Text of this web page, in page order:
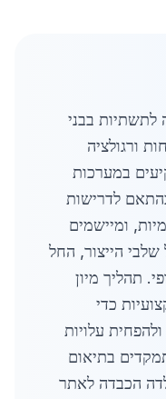
לתשתיות בבני
ורגולציה
במערכות
לדרישות
ומיישמים
שלבי הייצור, החל
תהליך מיון
כדי
עלויות
בתיאום
הכבדה לאתר